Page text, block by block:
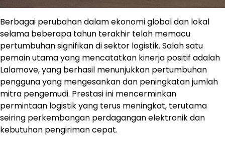
Berbagai perubahan dalam ekonomi global dan lokal
selama beberapa tahun terakhir telah memacu
pertumbuhan signifikan di sektor logistik. Salah satu
pemain utama yang mencatatkan kinerja positif adalah
Lalamove, yang berhasil menunjukkan pertumbuhan
pengguna yang mengesankan dan peningkatan jumlah
mitra pengemudi. Prestasi ini mencerminkan
permintaan logistik yang terus meningkat, terutama
seiring perkembangan perdagangan elektronik dan
kebutuhan pengiriman cepat.